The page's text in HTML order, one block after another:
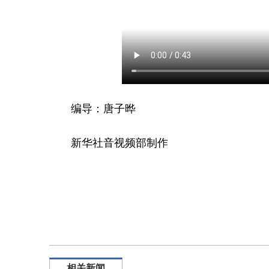
编导：唐子晔
新华社音视频部制作